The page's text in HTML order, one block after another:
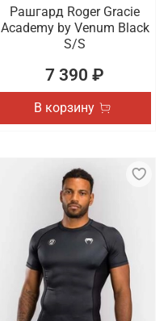
Рашгард Roger Gracie
Academy by Venum Black
S/S
7 390 ₽
В корзину